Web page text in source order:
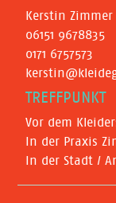
Kerstin Zimmer
06151 9678835
0171 6757573
TREFFPUNKT
Vor dem
In der Praxis
In der Stadt /